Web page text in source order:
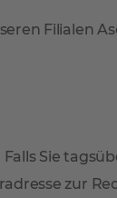
Filialen
Sie
zur